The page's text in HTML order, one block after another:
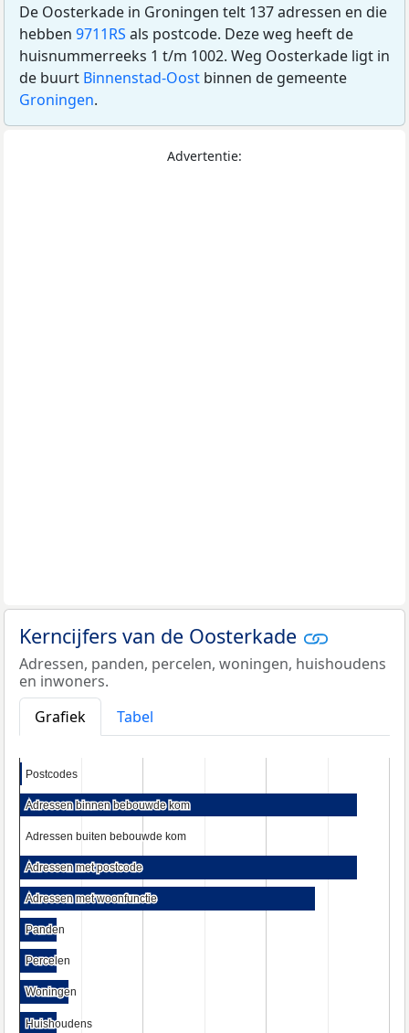
De Oosterkade in Groningen telt 137 adressen en die
hebben 9711RS als postcode. Deze weg heeft de
huisnummerreeks 1 t/m 1002. Weg Oosterkade ligt in
de buurt Binnenstad-Oost binnen de gemeente
Groningen.
Advertentie:
Kerncijfers van de Oosterkade
Adressen, panden, percelen, woningen, huishoudens
en inwoners.
Grafiek
Tabel
Postcodes
Postcodes
Adressen binnen bebouwde kom
Adressen binnen bebouwde kom
Adressen buiten bebouwde kom
Adressen buiten bebouwde kom
Adressen met postcode
Adressen met postcode
Adressen met woonfunctie
Adressen met woonfunctie
Panden
Panden
Percelen
Percelen
Woningen
Woningen
Huishoudens
Huishoudens